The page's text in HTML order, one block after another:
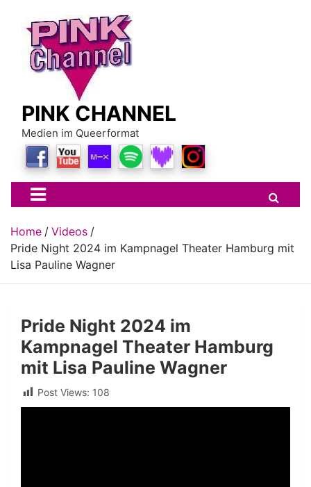
content
PINK CHANNEL
Medien im Queerformat
Home
Videos
Pride Night 2024 im Kampnagel Theater Hamburg mit
Lisa Pauline Wagner
Pride Night 2024 im
Kampnagel Theater Hamburg
mit Lisa Pauline Wagner
Post Views: 108